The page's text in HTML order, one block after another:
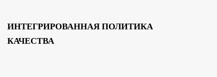
ИНТЕГРИРОВАННАЯ ПОЛИТИКА
КАЧЕСТВА